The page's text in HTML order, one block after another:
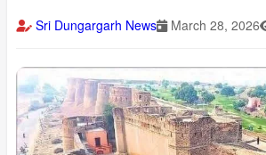
Sri Dungargarh News March 28, 2026